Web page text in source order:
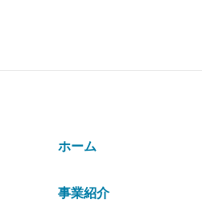
ホーム
事業紹介